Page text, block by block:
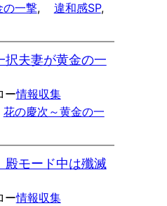
の一撃, 違和感SP ,
択夫妻が黄金の一
ー情報収集
花の慶次～黄金の一
殿モード中は殲滅
ー情報収集